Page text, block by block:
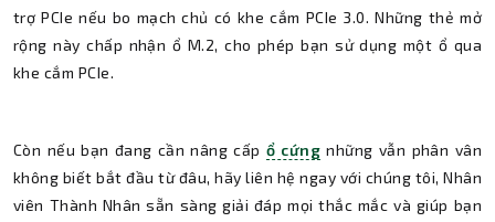
trợ PCIe nếu bo mạch chủ có khe cắm PCIe 3.0. Những thẻ mở
rộng này chấp nhận ổ M.2, cho phép bạn sử dụng một ổ qua
khe cắm PCIe.
Còn nếu bạn đang cần nâng cấp ổ cứng những vẫn phân vân
không biết bắt đầu từ đâu, hãy liên hệ ngay với chúng tôi, Nhân
viên Thành Nhân sẵn sàng giải đáp mọi thắc mắc và giúp bạn